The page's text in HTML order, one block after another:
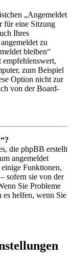
„Angemeldet
für eine Sitzung
Ihres
zu
bleiben“
zum Beispiel
Option nicht zur
von der Board-
die phpBB erstellt
angemeldet
Funktionen,
sofern sie von der
Sie Probleme
es helfen, wenn Sie